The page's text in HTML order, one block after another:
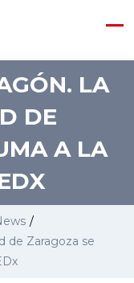
LA
DE
A LA
/
de Zaragoza se